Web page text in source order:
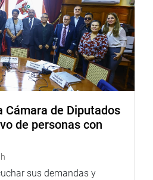
éxitos en los años
y la región”, expresó.
Diego Bazán Calderón informó
visitando diversas zonas
de Representación. Seguimos
y trabajar de manera
soluciones, que permitirán el
los liberteños.
Cámara de Diputados
de personas con
sus demandas y